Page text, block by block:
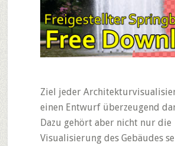
Ziel jeder
einen Entwurf überzeugend
Dazu gehört aber nicht nur die
Visualisierung des Gebäudes